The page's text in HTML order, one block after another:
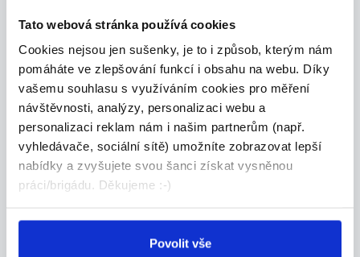
Tato webová stránka používá cookies
Cookies nejsou jen sušenky, je to i způsob, kterým nám
pomáháte ve zlepšování funkcí i obsahu na webu. Díky
vašemu souhlasu s využíváním cookies pro měření
návštěvnosti, analýzy, personalizaci webu a
personalizaci reklam nám i našim partnerům (např.
vyhledávače, sociální sítě) umožníte zobrazovat lepší
nabídky a zvyšujete svou šanci získat vysněnou
práci/brigádu. Děkujeme :-)
Povolit vše
Olomouc
Express tiskárna s.r.o.
28.07.2026
Řidič rozvozu – dlouhodobá
brigáda, směny dle domluvy...